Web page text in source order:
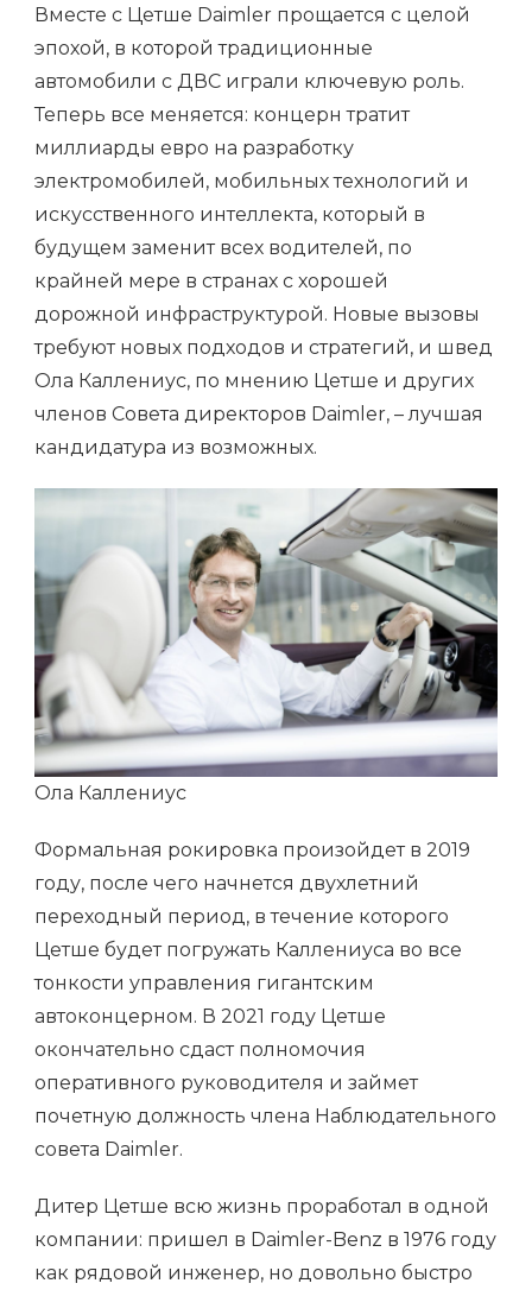
Вместе с Цетше Daimler прощается с целой
эпохой, в которой традиционные
автомобили с ДВС играли ключевую роль.
Теперь все меняется: концерн тратит
миллиарды евро на разработку
электромобилей, мобильных технологий и
искусственного интеллекта, который в
будущем заменит всех водителей, по
крайней мере в странах с хорошей
дорожной инфраструктурой. Новые вызовы
требуют новых подходов и стратегий, и швед
Ола Каллениус, по мнению Цетше и других
членов Совета директоров Daimler, – лучшая
кандидатура из возможных.
Ола Каллениус
Формальная рокировка произойдет в 2019
году, после чего начнется двухлетний
переходный период, в течение которого
Цетше будет погружать Каллениуса во все
тонкости управления гигантским
автоконцерном. В 2021 году Цетше
окончательно сдаст полномочия
оперативного руководителя и займет
почетную должность члена Наблюдательного
совета Daimler.
Дитер Цетше всю жизнь проработал в одной
компании: пришел в Daimler-Benz в 1976 году
как рядовой инженер, но довольно быстро